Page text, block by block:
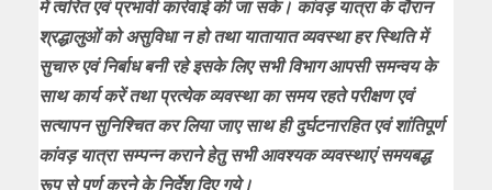
में त्वरित एवं प्रभावी कार्रवाई की जा सके। कांवड़ यात्रा के दौरान
श्रद्धालुओं को असुविधा न हो तथा यातायात व्यवस्था हर स्थिति में
सुचारु एवं निर्बाध बनी रहे इसके लिए सभी विभाग आपसी समन्वय के
साथ कार्य करें तथा प्रत्येक व्यवस्था का समय रहते परीक्षण एवं
सत्यापन सुनिश्चित कर लिया जाए साथ ही दुर्घटनारहित एवं शांतिपूर्ण
कांवड़ यात्रा सम्पन्न कराने हेतु सभी आवश्यक व्यवस्थाएं समयबद्ध
रूप से पूर्ण करने के निर्देश दिए गये।